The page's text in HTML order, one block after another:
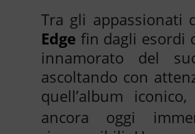
Tra gli appassionati
Edge fin dagli esordi
innamorato del
ascoltando con
quell’album
ancora oggi